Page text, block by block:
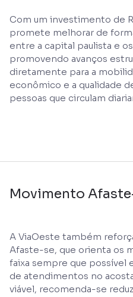
Com um investimento de
promete melhorar de
entre a capital paulista e
promovendo avanços
diretamente para a
econômico e a qualidade
pessoas que circulam
Movimento
A ViaOeste também
Afaste-se, que orienta os
faixa sempre que possível
de atendimentos no
viável, recomenda-se